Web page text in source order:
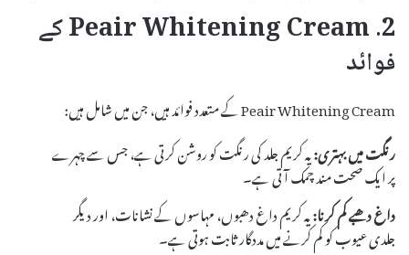
2. Peair Whitening Cream کے
فوائد
Peair Whitening Cream کے متعدد فوائد ہیں، جن میں شامل ہیں:
رنگت میں بہتری:یہ کریم جلد کی رنگت کو روشن کرتی ہے، جس سے چہرے
پر ایک صحت مند چمک آتی ہے۔
داغ دھبے کم کرنا:یہ کریم داغ دھبوں، مہاسوں کے نشانات، اور دیگر
جلدی عیوب کو کم کرنے میں مددگار ثابت ہوتی ہے۔